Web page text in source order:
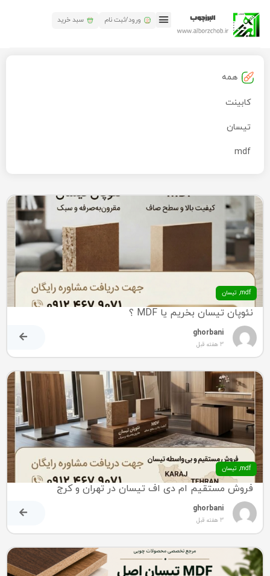
ورود/ثبت نام سبد خرید
همه
کابینت
تیسان
mdf
mdf
, تیسان
نئوپان تیسان بخریم یا MDF ؟
ghorbani
3 هفته قبل
mdf
, تیسان
فروش مستقیم ام دی اف تیسان در تهران و کرج
ghorbani
3 هفته قبل